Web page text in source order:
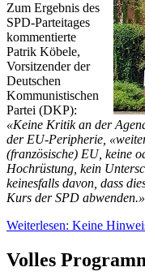
Zum Ergebnis des
SPD-Parteitages
kommentierte
Patrik Köbele,
Vorsitzender der
Deutschen
Kommunistischen
Partei (DKP):
«Keine Kritik an der
der EU-Peripherie,
(französische) EU, keine
Hochrüstung, kein
keinesfalls davon, dass
Kurs der SPD abwenden.»
Weiterlesen: Keine
Volles